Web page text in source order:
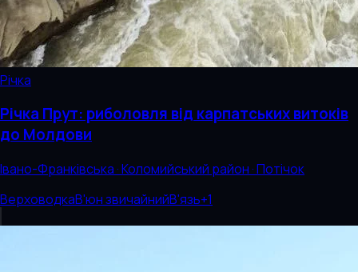
Річка
Річка Прут: риболовля від карпатських витоків
до Молдови
Івано-Франківська · Коломийський район · Потічок
ВерховодкаВ'юн звичайнийВ'язь+1